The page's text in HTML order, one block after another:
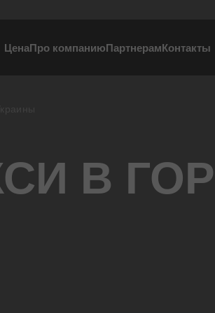
ЦенаПро компаниюПартнерамКонтакты
В